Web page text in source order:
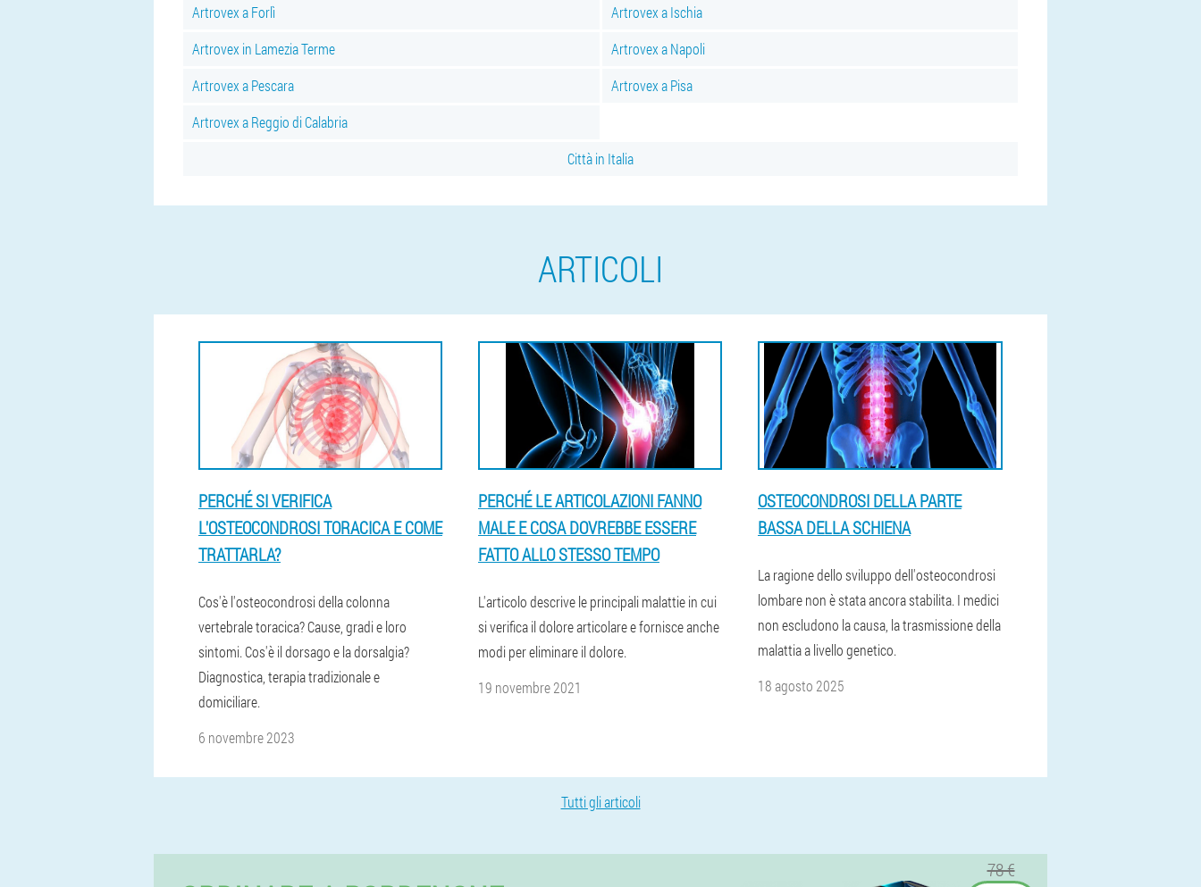
Artrovex a Forlì
Artrovex a Ischia
Artrovex in Lamezia Terme
Artrovex a Napoli
Artrovex a Pescara
Artrovex a Pisa
Artrovex a Reggio di Calabria
Città in Italia
ARTICOLI
PERCHÉ SI VERIFICA
L'OSTEOCONDROSI TORACICA E COME
TRATTARLA?
Cos'è l'osteocondrosi della colonna
vertebrale toracica? Cause, gradi e loro
sintomi. Cos'è il dorsago e la dorsalgia?
Diagnostica, terapia tradizionale e
domiciliare.
6 novembre 2023
PERCHÉ LE ARTICOLAZIONI FANNO
MALE E COSA DOVREBBE ESSERE
FATTO ALLO STESSO TEMPO
L'articolo descrive le principali malattie in cui
si verifica il dolore articolare e fornisce anche
modi per eliminare il dolore.
19 novembre 2021
OSTEOCONDROSI DELLA PARTE
BASSA DELLA SCHIENA
La ragione dello sviluppo dell'osteocondrosi
lombare non è stata ancora stabilita. I medici
non escludono la causa, la trasmissione della
malattia a livello genetico.
18 agosto 2025
Tutti gli articoli
78 €